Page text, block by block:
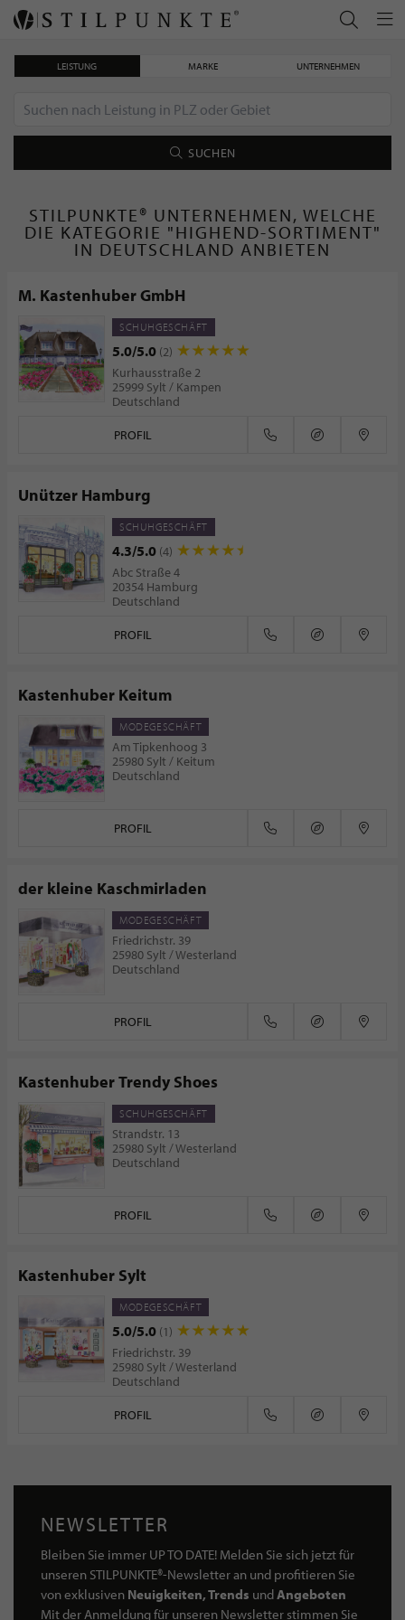
LEISTUNG MARKE UNTERNEHMEN
SUCHEN
STILPUNKTE® UNTERNEHMEN, WELCHE
DIE KATEGORIE "HIGHEND-SORTIMENT"
IN DEUTSCHLAND ANBIETEN
M. Kastenhuber GmbH
SCHUHGESCHÄFT
5.0/5.0 (2)
Kurhausstraße 2
25999 Sylt / Kampen
Deutschland
PROFIL
Unützer Hamburg
SCHUHGESCHÄFT
4.3/5.0 (4)
Abc Straße 4
20354 Hamburg
Deutschland
PROFIL
Kastenhuber Keitum
MODEGESCHÄFT
Am Tipkenhoog 3
25980 Sylt / Keitum
Deutschland
PROFIL
der kleine Kaschmirladen
MODEGESCHÄFT
Friedrichstr. 39
25980 Sylt / Westerland
Deutschland
PROFIL
Kastenhuber Trendy Shoes
SCHUHGESCHÄFT
Strandstr. 13
25980 Sylt / Westerland
Deutschland
PROFIL
Kastenhuber Sylt
MODEGESCHÄFT
5.0/5.0 (1)
Friedrichstr. 39
25980 Sylt / Westerland
Deutschland
PROFIL
NEWSLETTER
Bleiben Sie immer UP TO DATE! Melden Sie sich jetzt für
unseren STILPUNKTE®-Newsletter an und profitieren Sie
von exklusiven Neuigkeiten, Trends undAngeboten
Mit der Anmeldung für unseren Newsletter stimmen Sie